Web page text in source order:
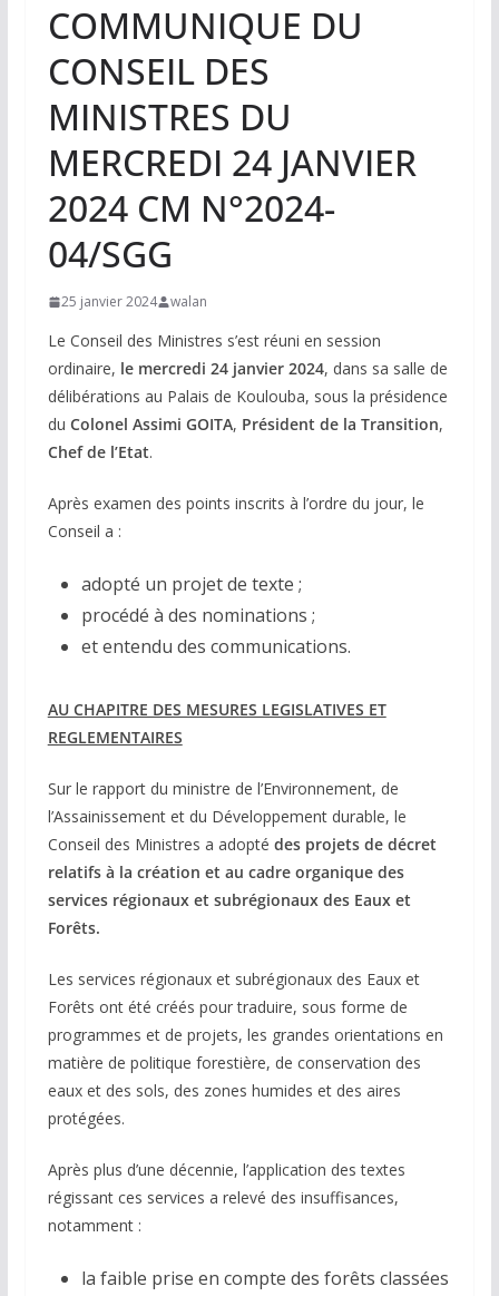
COMMUNIQUE DU
CONSEIL DES
MINISTRES DU
MERCREDI 24 JANVIER
2024 CM N°2024-
04/SGG
25 janvier 2024 walan
Le Conseil des Ministres s’est réuni en session
ordinaire, le mercredi 24 janvier 2024, dans sa salle de
délibérations au Palais de Koulouba, sous la présidence
du Colonel Assimi GOITA, Président de la Transition,
Chef de l’Etat.
Après examen des points inscrits à l’ordre du jour, le
Conseil a :
adopté un projet de texte ;
procédé à des nominations ;
et entendu des communications.
AU CHAPITRE DES MESURES LEGISLATIVES ET
REGLEMENTAIRES
Sur le rapport du ministre de l’Environnement, de
l’Assainissement et du Développement durable, le
Conseil des Ministres a adopté des projets de décret
relatifs à la création et au cadre organique des
services régionaux et subrégionaux des Eaux et
Forêts.
Les services régionaux et subrégionaux des Eaux et
Forêts ont été créés pour traduire, sous forme de
programmes et de projets, les grandes orientations en
matière de politique forestière, de conservation des
eaux et des sols, des zones humides et des aires
protégées.
Après plus d’une décennie, l’application des textes
régissant ces services a relevé des insuffisances,
notamment :
la faible prise en compte des forêts classées